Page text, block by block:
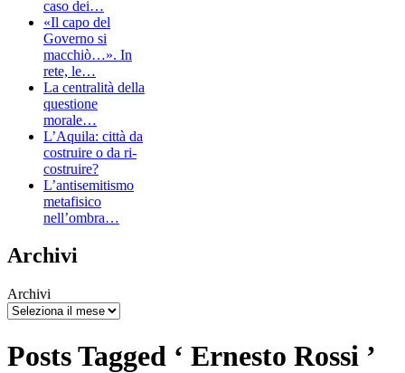
caso dei…
«Il capo del
Governo si
macchiò…». In
rete, le…
La centralità della
questione
morale…
L’Aquila: città da
costruire o da ri-
costruire?
L’antisemitismo
metafisico
nell’ombra…
Archivi
Archivi
Posts Tagged ‘ Ernesto Rossi ’